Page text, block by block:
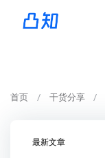
首页 干货分享
最新文章